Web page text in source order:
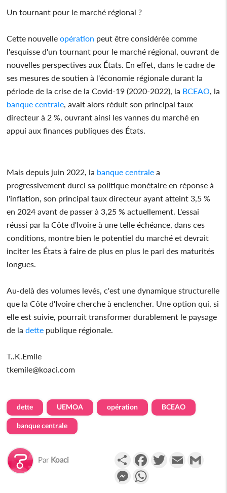
Un tournant pour le marché régional ?
Cette nouvelle opération peut être considérée comme
l'esquisse d'un tournant pour le marché régional, ouvrant de
nouvelles perspectives aux États. En effet, dans le cadre de
ses mesures de soutien à l'économie régionale durant la
période de la crise de la Covid-19 (2020-2022), la BCEAO , la
banque centrale , avait alors réduit son principal taux
directeur à 2 %, ouvrant ainsi les vannes du marché en
appui aux finances publiques des États.
Mais depuis juin 2022, la banque centrale a
progressivement durci sa politique monétaire en réponse à
l'inflation, son principal taux directeur ayant atteint 3,5 %
en 2024 avant de passer à 3,25 % actuellement. L'essai
réussi par la Côte d'Ivoire à une telle échéance, dans ces
conditions, montre bien le potentiel du marché et devrait
inciter les États à faire de plus en plus le pari des maturités
longues.
Au-delà des volumes levés, c'est une dynamique structurelle
que la Côte d'Ivoire cherche à enclencher. Une option qui, si
elle est suivie, pourrait transformer durablement le paysage
de ladette publique régionale.
T..K.Emile
tkemile@koaci.com
dette UEMOA opération BCEAO
banque centrale
Par Koaci PartagerFacebookTwitterEmail
Messenger